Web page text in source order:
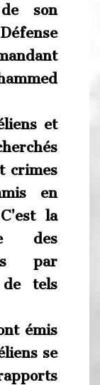
son
et
crimes
en
la
des
par
de tels
émis
se